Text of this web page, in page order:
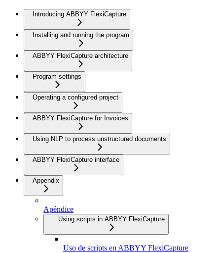
Introducing ABBYY FlexiCapture
Installing and running the program
ABBYY FlexiCapture architecture
Program settings
Operating a configured project
ABBYY FlexiCapture for Invoices
Using NLP to process unstructured documents
ABBYY FlexiCapture interface
Appendix
Apéndice
Using scripts in ABBYY FlexiCapture
Uso de scripts en ABBYY FlexiCapture